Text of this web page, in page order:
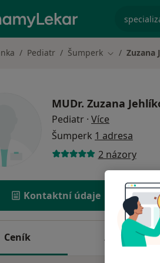
Pediatr Šumperk Změna města
Zuzana
MUDr. Zuzana
Pediatr · Více
Šumperk 1 adresa
2 názory
Kontaktní údaje
Ceník Adresy